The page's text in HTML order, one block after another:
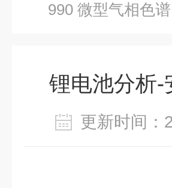
990 微型气相色谱
锂电池分析-
更新时间